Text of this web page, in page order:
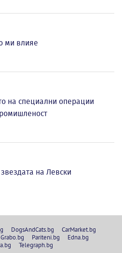
ми влияе
на специални операции
на Левски
DogsAndCats.bg
CarMarket.bg
Grabo.bg Pariteni.bg
Edna.bg
Telegraph.bg